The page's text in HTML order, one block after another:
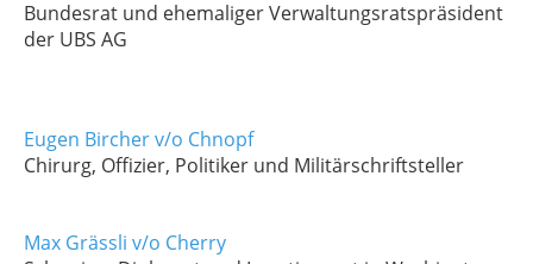
Bundesrat und ehemaliger Verwaltungsratspräsident
der UBS AG
Eugen Bircher v/o Chnopf
Chirurg, Offizier, Politiker und Militärschriftsteller
Max Grässli v/o Cherry